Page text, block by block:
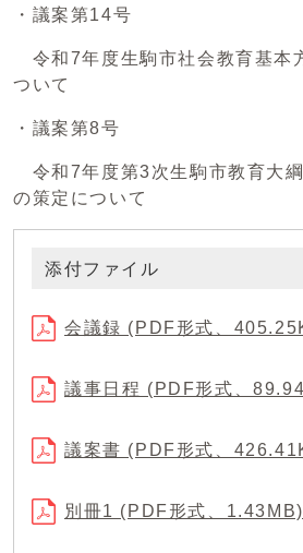
・議案第14号
令和7年度生駒市社会教育基本
ついて
・議案第8号
令和7年度第3次生駒市教育大
の策定について
添付ファイル
会議録 (PDF形式、
議事日程 (PDF形式、
議案書 (PDF形式、
別冊1 (PDF形式、1.43MB)